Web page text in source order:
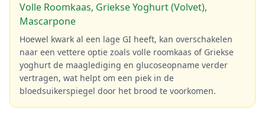
Volle Roomkaas, Griekse Yoghurt (Volvet),
Mascarpone
Hoewel kwark al een lage GI heeft, kan overschakelen
naar een vettere optie zoals volle roomkaas of Griekse
yoghurt de maaglediging en glucoseopname verder
vertragen, wat helpt om een piek in de
bloedsuikerspiegel door het brood te voorkomen.